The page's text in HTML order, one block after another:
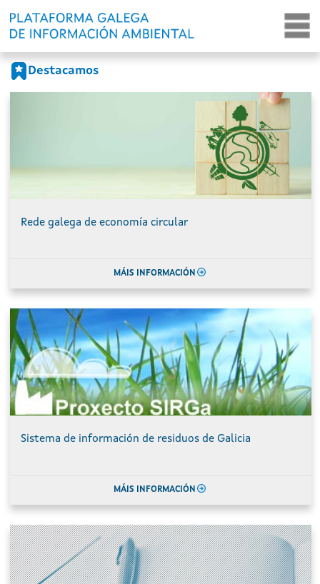
Destacamos
Rede galega de economía circular
MÁIS INFORMACIÓN
Sistema de información de residuos de Galicia
MÁIS INFORMACIÓN